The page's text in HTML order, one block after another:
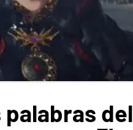
del